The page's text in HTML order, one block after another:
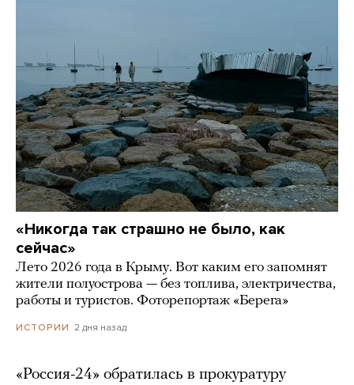
«Никогда так страшно не было, как
сейчас»
Лето 2026 года в Крыму. Вот каким его запомнят
жители полуострова — без топлива, электричества,
работы и туристов. Фоторепортаж «Берега»
ИСТОРИИ 2 дня назад
«Россия-24» обратилась в прокуратуру